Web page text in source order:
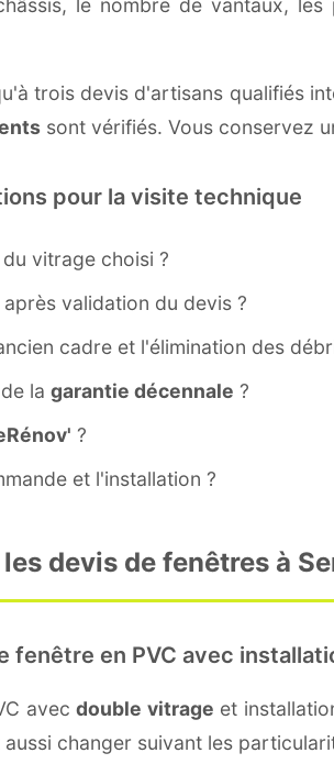
trois devis d'artisans qualifiés
sont vérifiés. Vous conservez
pour la visite technique
vitrage choisi ?
après validation du devis ?
cadre et l'élimination des
la garantie décennale ?
?
et l'installation ?
devis de fenêtres à
fenêtre en PVC avec
avecdouble vitrage et
changer suivant les